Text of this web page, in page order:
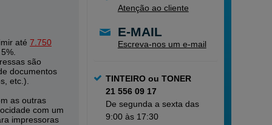
Atenção ao cliente
E-MAIL
Escreva-nos um e-mail
TINTEIRO ou TONER
21 556 09 17
De segunda a sexta das
9:00 às 17:30
até 7.750
são
documentos
etc.).
as outras
com um
impressoras